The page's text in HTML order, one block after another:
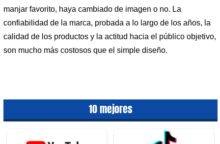
manjar favorito, haya cambiado de imagen o no. La
confiabilidad de la marca, probada a lo largo de los años, la
calidad de los productos y la actitud hacia el público objetivo,
son mucho más costosos que el simple diseño.
10 mejores